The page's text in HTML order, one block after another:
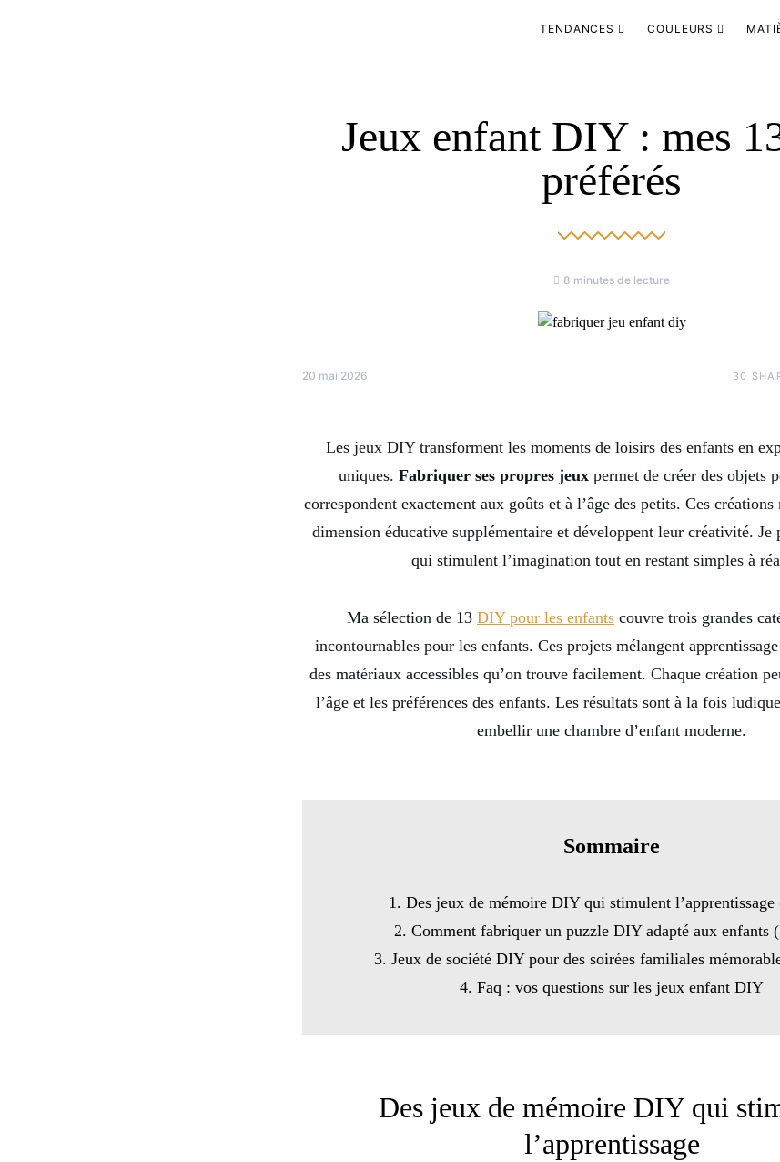
TENDANCES COULEURS
Jeux enfant DIY : mes
préférés
8 minutes de lecture
20 mai 2026 30
Les jeux DIY transforment les moments de loisirs des enfants en
uniques. Fabriquer ses propres jeux permet de créer des objets
correspondent exactement aux goûts et à l’âge des petits. Ces
dimension éducative supplémentaire et développent leur créativité.
qui stimulent l’imagination tout en restant simples à
Ma sélection de 13 DIY pour les enfants couvre trois grandes
incontournables pour les enfants. Ces projets mélangent
des matériaux accessibles qu’on trouve facilement. Chaque création
l’âge et les préférences des enfants. Les résultats sont à la fois
embellir une chambre d’enfant moderne.
Sommaire
1. Des jeux de mémoire DIY qui stimulent l’apprentissage
2. Comment fabriquer un puzzle DIY adapté aux enfants
3. Jeux de société DIY pour des soirées familiales
4. Faq : vos questions sur les jeux enfant DIY
Des jeux de mémoire DIY qui
l’apprentissage